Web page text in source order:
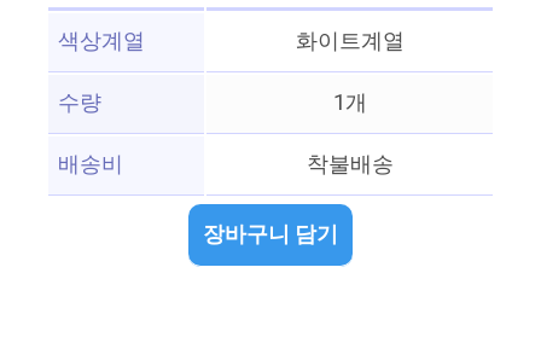
색상계열
화이트계열
수량
1개
배송비
착불배송
장바구니 담기